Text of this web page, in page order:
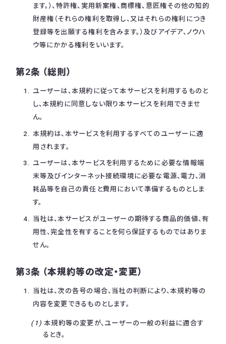
ます。）、特許権、実用新案権、商標権、意匠権その他の知的
財産権（それらの権利を取得し、又はそれらの権利につき
登録等を出願する権利を含みます。）及びアイデア、ノウハ
ウ等にかかる権利をいいます。
第2条 （総則）
ユーザーは、本規約に従って本サービスを利用するものと
し、本規約に同意しない限り本サービスを利用できませ
ん。
本規約は、本サービスを利用するすべてのユーザーに適
用されます。
ユーザーは、本サービスを利用するために必要な情報端
末等及びインターネット接続環境に必要な電源、電力、消
耗品等を自己の責任と費用において準備するものとしま
す。
当社は、本サービスがユーザーの期待する商品的価値、有
用性、完全性を有することを何ら保証するものではありま
せん。
第3条 （本規約等の改定・変更）
当社は、次の各号の場合、当社の判断により、本規約等の
内容を変更できるものとします。
本規約等の変更が、ユーザーの一般の利益に適合す
るとき。